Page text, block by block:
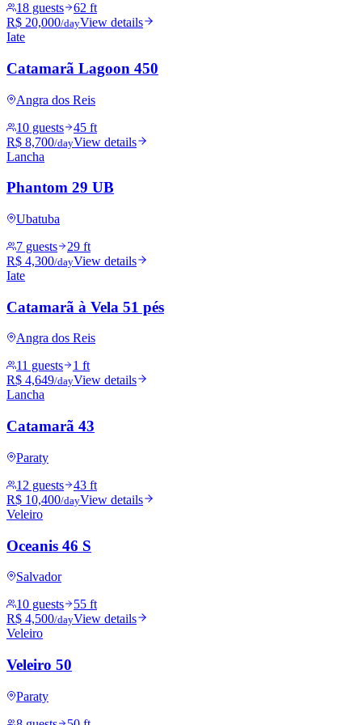
18 guests
62 ft
R$ 20,000/dayView details
Iate
Catamarã Lagoon 450
Angra dos Reis
10 guests
45 ft
R$ 8,700/dayView details
Lancha
Phantom 29 UB
Ubatuba
7 guests
29 ft
R$ 4,300/dayView details
Iate
Catamarã à Vela 51 pés
Angra dos Reis
11 guests
1 ft
R$ 4,649/dayView details
Lancha
Catamarã 43
Paraty
12 guests
43 ft
R$ 10,400/dayView details
Veleiro
Oceanis 46 S
Salvador
10 guests
55 ft
R$ 4,500/dayView details
Veleiro
Veleiro 50
Paraty